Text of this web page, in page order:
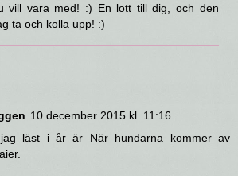
vill vara med! :) En lott till dig, och den
ta och kolla upp! :)
10 december 2015 kl. 11:16
läst i år är När hundarna kommer av